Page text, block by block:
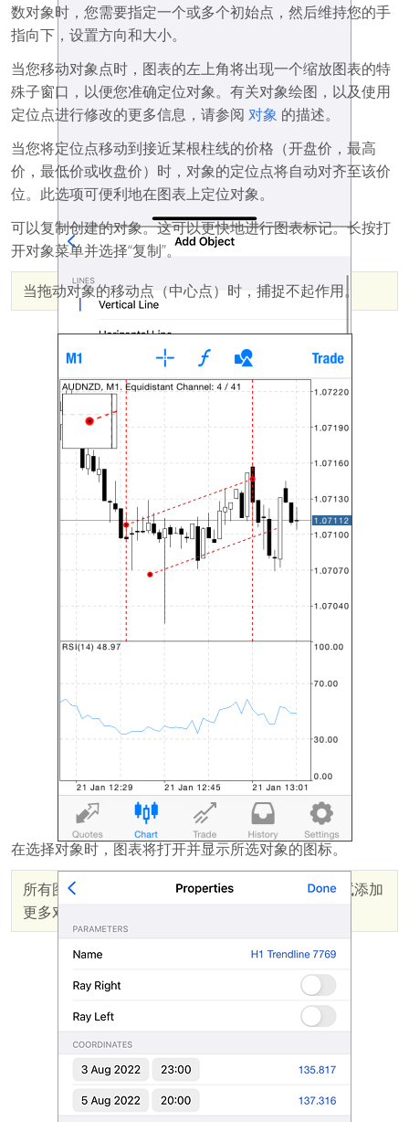
在选择对象时，图表将打开并显示所选对象的图标。
所有图表上的对象总数不能超过128个。如果您尝试添加
更多对象，最早期的对象将被自动删除。
数对象时，您需要指定一个或多个初始点，然后维持您的手
指向下，设置方向和大小。
当您移动对象点时，图表的左上角将出现一个缩放图表的特
殊子窗口，以便您准确定位对象。有关对象绘图，以及使用
定位点进行修改的更多信息，请参阅 对象 的描述。
当您将定位点移动到接近某根柱线的价格（开盘价，最高
价，最低价或收盘价）时，对象的定位点将自动对齐至该价
位。此选项可便利地在图表上定位对象。
可以复制创建的对象。这可以更快地进行图表标记。长按打
开对象菜单并选择“复制”。
当拖动对象的移动点（中心点）时，捕捉不起作用。